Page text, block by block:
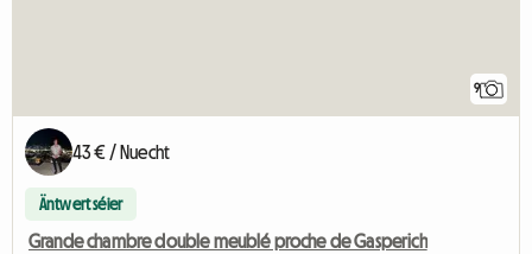
9
43 € / Nuecht
Äntwert séier
Grande chambre double meublé proche de Gasperich